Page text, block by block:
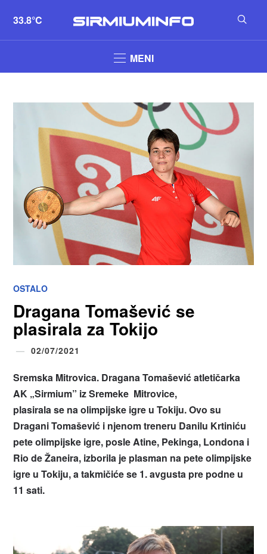
33.8°C
MENI
OSTALO
Dragana Tomašević se
plasirala za Tokijo
02/07/2021
Sremska Mitrovica. Dragana Tomašević atletičarka
AK „Sirmium” iz Sremeke Mitrovice,
plasirala se na olimpijske igre u Tokiju. Ovo su
Dragani Tomašević i njenom treneru Danilu Krtiniću
pete olimpijske igre, posle Atine, Pekinga, Londona i
Rio de Žaneira, izborila je plasman na pete olimpijske
igre u Tokiju, a takmičiće se 1. avgusta pre podne u
11 sati.